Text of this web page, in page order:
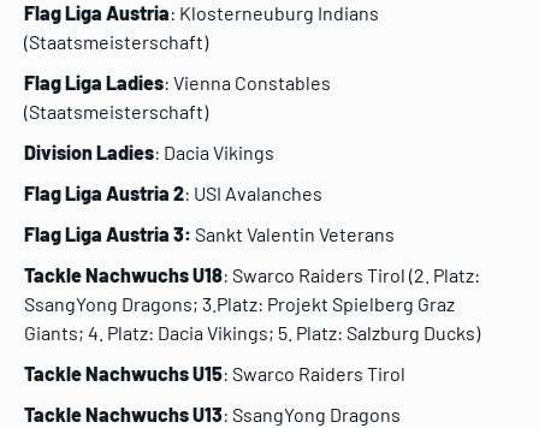
Flag Liga Austria: Klosterneuburg Indians
(Staatsmeisterschaft)
Flag Liga Ladies: Vienna Constables
(Staatsmeisterschaft)
Division Ladies: Dacia Vikings
Flag Liga Austria 2: USI Avalanches
Flag Liga Austria 3: Sankt Valentin Veterans
Tackle Nachwuchs U18: Swarco Raiders Tirol (2. Platz:
SsangYong Dragons; 3.Platz: Projekt Spielberg Graz
Giants; 4. Platz: Dacia Vikings; 5. Platz: Salzburg Ducks)
Tackle Nachwuchs U15: Swarco Raiders Tirol
Tackle Nachwuchs U13: SsangYong Dragons